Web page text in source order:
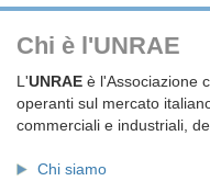
Chi è l'UNRAE
L'UNRAE è l'Associazione
operanti sul mercato
commerciali e industriali,
Chi siamo